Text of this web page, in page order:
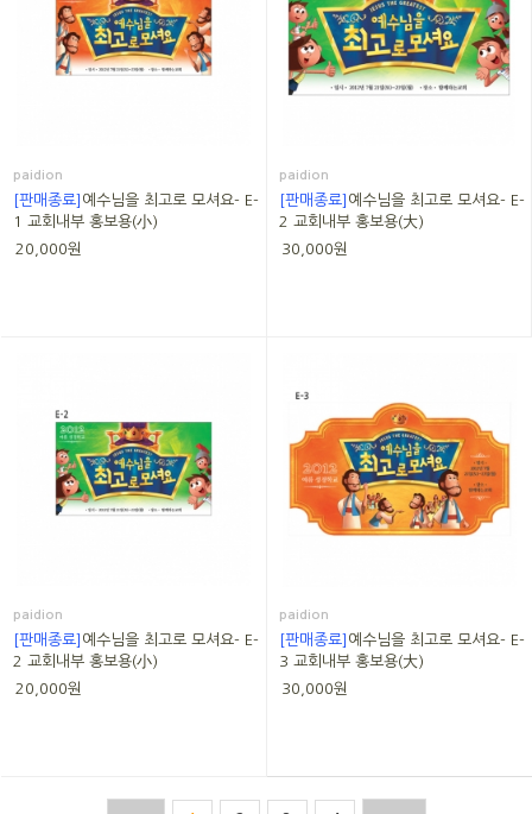
paidion
[판매종료] 예수님을 최고로 모셔요- E-
1 교회내부 홍보용(小)
20,000원
paidion
[판매종료] 예수님을 최고로 모셔요- E-
2 교회내부 홍보용(大)
30,000원
paidion
[판매종료] 예수님을 최고로 모셔요- E-
2 교회내부 홍보용(小)
20,000원
paidion
[판매종료] 예수님을 최고로 모셔요- E-
3 교회내부 홍보용(大)
30,000원